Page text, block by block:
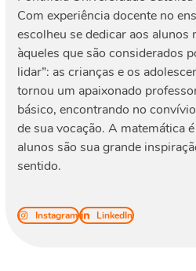
Com experiência docente no
escolheu se dedicar aos alunos
àqueles que são considerados
lidar”: as crianças e os
tornou um apaixonado
básico, encontrando no
de sua vocação. A matemática
alunos são sua grande
sentido.
Instagram LinkedIn